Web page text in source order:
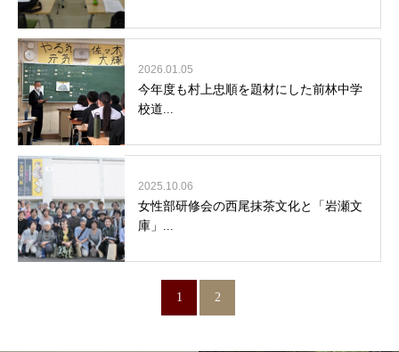
2026.01.05
今年度も村上忠順を題材にした前林中学
校道...
2025.10.06
女性部研修会の西尾抹茶文化と「岩瀬文
庫」...
1 2